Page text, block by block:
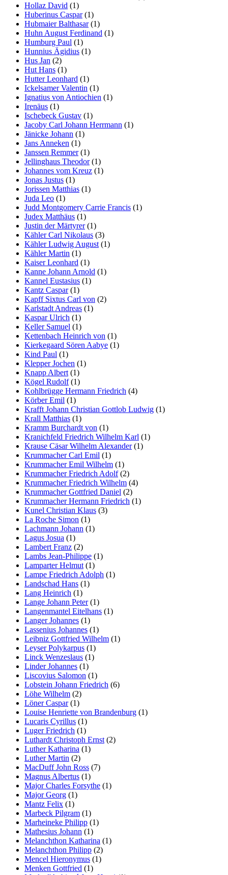
Hollaz David (1)
Huberinus Caspar(1)
Hubmaier Balthasar(1)
Huhn August Ferdinand (1)
Humburg Paul (1)
Hunnius Ägidius (1)
Hus Jan (2)
Hut Hans (1)
Hutter Leonhard (1)
Ickelsamer Valentin (1)
Ignatius von Antiochien (1)
Irenäus (1)
Ischebeck Gustav (1)
Jacoby Carl Johann Herrmann (1)
Jänicke Johann (1)
Jans Anneken (1)
Janssen Remmer(1)
Jellinghaus Theodor(1)
Johannes vom Kreuz (1)
Jonas Justus (1)
Jorissen Matthias (1)
Juda Leo (1)
Judd Montgomery Carrie Francis (1)
Judex Matthäus (1)
Justin der Märtyrer(1)
Kähler Carl Nikolaus (3)
Kähler Ludwig August (1)
Kähler Martin (1)
Kaiser Leonhard (1)
Kanne Johann Arnold (1)
Kannel Eustasius (1)
Kantz Caspar(1)
Kapff Sixtus Carl von (2)
Karlstadt Andreas (1)
Kaspar Ulrich (1)
Keller Samuel (1)
Kettenbach Heinrich von (1)
Kierkegaard Sören Aabye (1)
Kind Paul (1)
Klepper Jochen (1)
Knapp Albert (1)
Kögel Rudolf(1)
Kohlbrügge Hermann Friedrich (4)
Körber Emil (1)
Krafft Johann Christian Gottlob Ludwig (1)
Krall Matthias (1)
Kramm Burchardt von (1)
Kranichfeld Friedrich Wilhelm Karl (1)
Krause Cäsar Wilhelm Alexander(1)
Krummacher Carl Emil (1)
Krummacher Emil Wilhelm (1)
Krummacher Friedrich Adolf(2)
Krummacher Friedrich Wilhelm (4)
Krummacher Gottfried Daniel (2)
Krummacher Hermann Friedrich (1)
Kunel Christian Klaus (3)
La Roche Simon (1)
Lachmann Johann (1)
Lagus Josua (1)
Lambert Franz (2)
Lambs Jean-Philippe (1)
Lamparter Helmut (1)
Lampe Friedrich Adolph (1)
Landschad Hans (1)
Lang Heinrich (1)
Lange Johann Peter(1)
Langenmantel Eitelhans (1)
Langer Johannes (1)
Lassenius Johannes (1)
Leibniz Gottfried Wilhelm (1)
Leyser Polykarpus (1)
Linck Wenzeslaus (1)
Linder Johannes (1)
Liscovius Salomon (1)
Lobstein Johann Friedrich (6)
Löhe Wilhelm (2)
Löner Caspar(1)
Louise Henriette von Brandenburg (1)
Lucaris Cyrillus (1)
Luger Friedrich (1)
Luthardt Christoph Ernst (2)
Luther Katharina (1)
Luther Martin (2)
MacDuff John Ross (7)
Magnus Albertus (1)
Major Charles Forsythe (1)
Major Georg (1)
Mantz Felix (1)
Marbeck Pilgram (1)
Marheineke Philipp (1)
Mathesius Johann (1)
Melanchthon Katharina (1)
Melanchthon Philipp (2)
Mencel Hieronymus (1)
Menken Gottfried (1)